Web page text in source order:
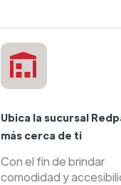
Ubica la sucursal
más cerca de ti
Con el fin de brindar
comodidad y